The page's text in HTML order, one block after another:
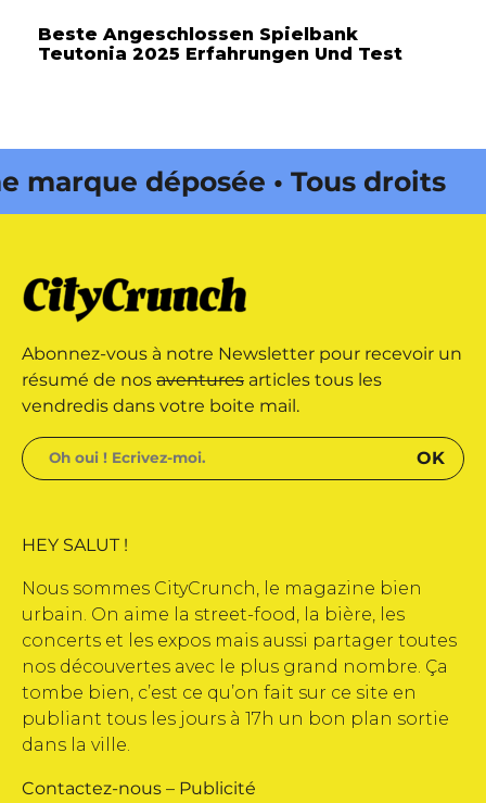
Beste Angeschlossen Spielbank
Teutonia 2025 Erfahrungen Und Test
déposée • Tous droits
déposée • Tous droits
par Buena Onda Web •
Abonnez-vous à notre Newsletter pour recevoir un
résumé de nos aventures articles tous les
vendredis dans votre boite mail.
HEY SALUT !
Nous sommes CityCrunch, le magazine bien
urbain. On aime la street-food, la bière, les
concerts et les expos mais aussi partager toutes
nos découvertes avec le plus grand nombre. Ça
tombe bien, c’est ce qu’on fait sur ce site en
publiant tous les jours à 17h un bon plan sortie
dans la ville.
Contactez-nous – Publicité